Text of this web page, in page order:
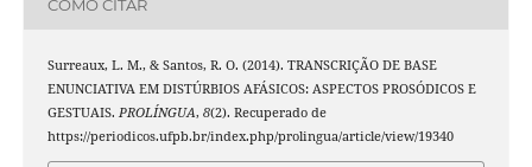
COMO CITAR
Surreaux, L. M., & Santos, R. O. (2014). TRANSCRIÇÃO DE BASE
ENUNCIATIVA EM DISTÚRBIOS AFÁSICOS: ASPECTOS PROSÓDICOS E
GESTUAIS. PROLÍNGUA, 8(2). Recuperado de
https://periodicos.ufpb.br/index.php/prolingua/article/view/19340